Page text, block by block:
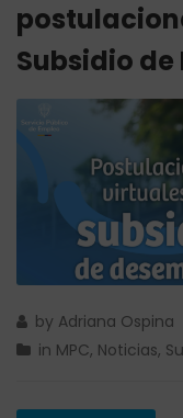
Subsidio de
by Adriana Ospina
in MPC, Noticias,